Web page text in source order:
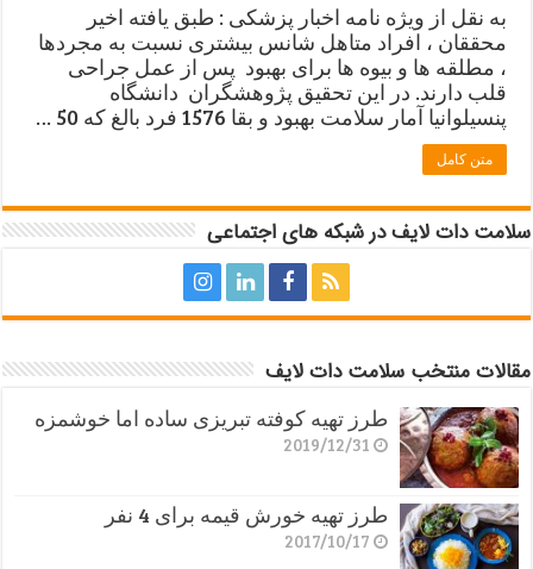
به نقل از ویژه نامه اخبار پزشکی : طبق یافته اخیر
محققان ، افراد متاهل شانس بیشتری نسبت به مجردها
، مطلقه ها و بیوه ها برای بهبود پس از عمل جراحی
قلب دارند. در این تحقیق پژوهشگران دانشگاه
پنسیلوانیا آمار سلامت بهبود و بقا 1576 فرد بالغ که 50 …
متن کامل
سلامت دات لایف در شبکه های اجتماعی
مقالات منتخب سلامت دات لایف
طرز تهیه کوفته تبریزی ساده اما خوشمزه
2019/12/31
طرز تهیه خورش قیمه برای 4 نفر
2017/10/17